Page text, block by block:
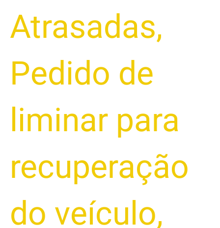
Atrasadas,
Pedido de
liminar para
recuperação
do veículo,